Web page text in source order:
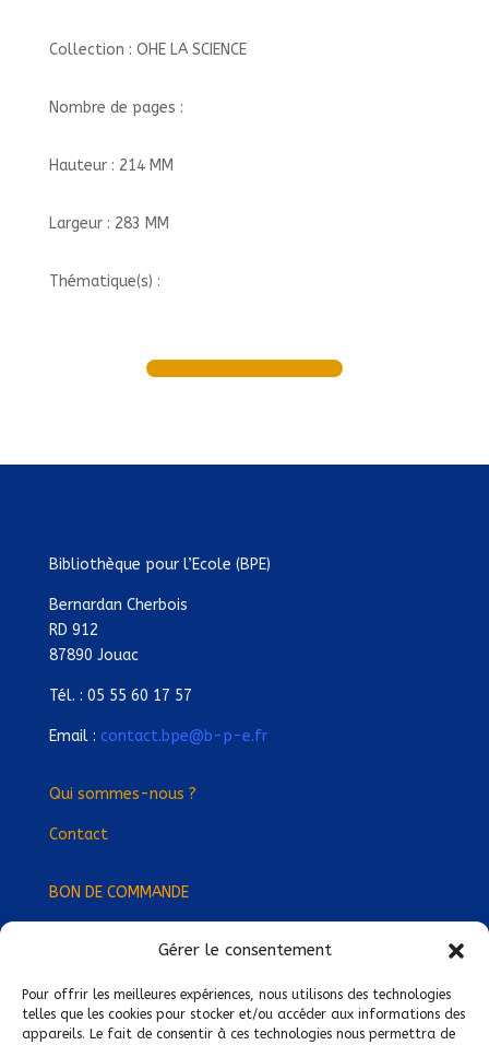
Gérer le consentement
Pour offrir les meilleures expériences, nous utilisons des technologies
telles que les cookies pour stocker et/ou accéder aux informations des
appareils. Le fait de consentir à ces technologies nous permettra de
Collection : OHE LA SCIENCE
Nombre de pages :
Hauteur : 214 MM
Largeur : 283 MM
Thématique(s) :
Bibliothèque pour l’Ecole (BPE)
Bernardan Cherbois
RD 912
87890 Jouac
Tél. : 05 55 60 17 57
Email : contact.bpe@b-p-e.fr
Qui sommes-nous ?
Contact
BON DE COMMANDE
Devenez Délégué·e Régional·e !
Trouvez-nous près de chez vous !